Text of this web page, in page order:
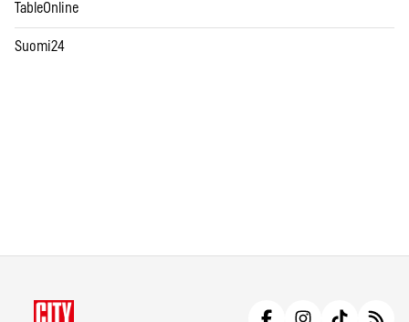
TableOnline
Suomi24